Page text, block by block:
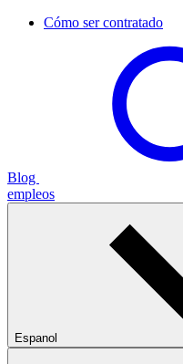
Cómo ser contratado
Blog
empleos
Espanol